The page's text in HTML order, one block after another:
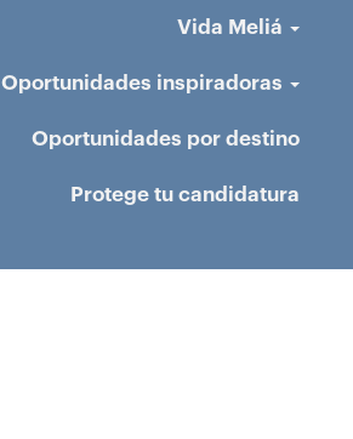
Vida Meliá
Oportunidades inspiradoras
Oportunidades por destino
Protege tu candidatura